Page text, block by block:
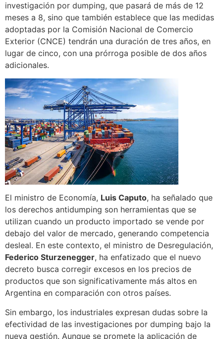
investigación por dumping, que pasará de más de 12
meses a 8, sino que también establece que las medidas
adoptadas por la Comisión Nacional de Comercio
Exterior (CNCE) tendrán una duración de tres años, en
lugar de cinco, con una prórroga posible de dos años
adicionales.
El ministro de Economía, Luis Caputo, ha señalado que
los derechos antidumping son herramientas que se
utilizan cuando un producto importado se vende por
debajo del valor de mercado, generando competencia
desleal. En este contexto, el ministro de Desregulación,
Federico Sturzenegger, ha enfatizado que el nuevo
decreto busca corregir excesos en los precios de
productos que son significativamente más altos en
Argentina en comparación con otros países.
Sin embargo, los industriales expresan dudas sobre la
efectividad de las investigaciones por dumping bajo la
nueva gestión. Aunque se promete la aplicación de